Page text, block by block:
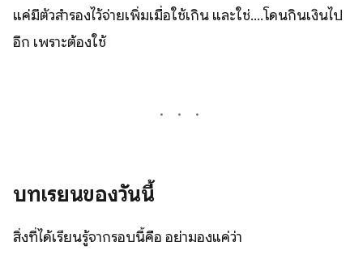
แค่มีตัวสำรองไว้จ่ายเพิ่มเมื่อใช้เกิน และใช่....โดนกินเงินไป
อีก เพราะต้องใช้
บทเรียนของวันนี้
สิ่งที่ได้เรียนรู้จากรอบนี้คือ อย่ามองแค่ว่า